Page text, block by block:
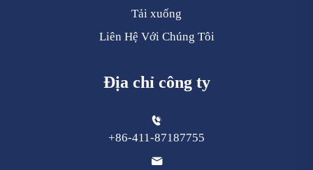
Tải xuống
Liên Hệ Với Chúng Tôi
Địa chỉ công ty
+86-411-87187755